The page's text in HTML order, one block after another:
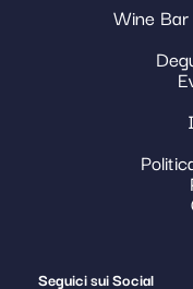
Wine
Seguici sui Social